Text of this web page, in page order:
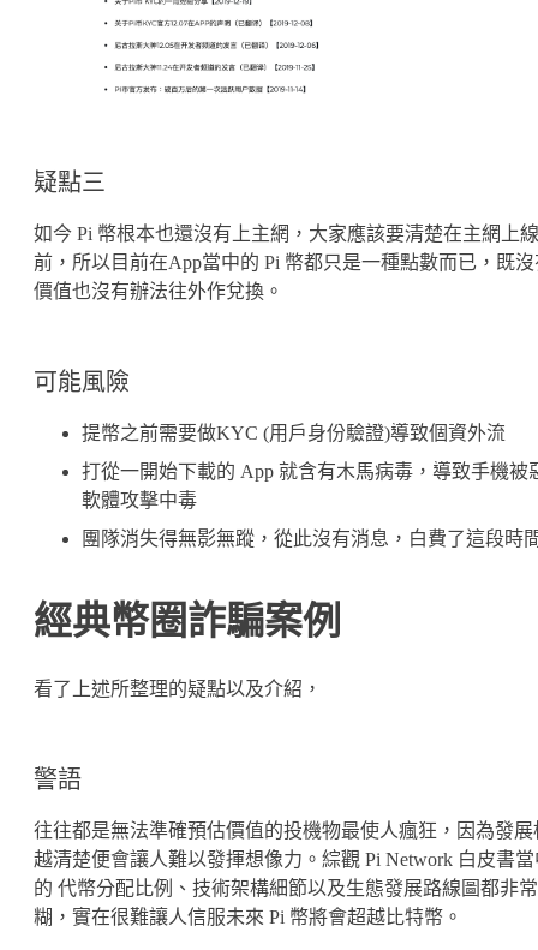
疑點三
如今 Pi 幣根本也還沒有上主網，大家應該要清楚在主網上
前，所以目前在App當中的 Pi 幣都只是一種點數而已，既沒
價值也沒有辦法往外作兌換。
可能風險
提幣之前需要做KYC (用戶身份驗證)導致個資外流
打從一開始下載的 App 就含有木馬病毒，導致手機被
軟體攻擊中毒
團隊消失得無影無蹤，從此沒有消息，白費了這段時
經典幣圈詐騙案例
看了上述所整理的疑點以及介紹，
警語
往往都是無法準確預估價值的投機物最使人瘋狂，因為發展
越清楚便會讓人難以發揮想像力。綜觀 Pi Network 白皮書當
的 代幣分配比例、技術架構細節以及生態發展路線圖都非
糊，實在很難讓人信服未來 Pi 幣將會超越比特幣。